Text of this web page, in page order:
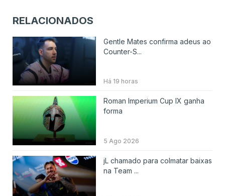
RELACIONADOS
Gentle Mates confirma adeus ao
Counter-S...
Há 19 horas
Roman Imperium Cup IX ganha
forma
5 Ago 2026
jL chamado para colmatar baixas
na Team ...